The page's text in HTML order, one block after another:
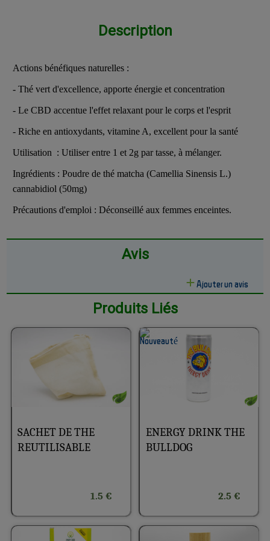
Description
Actions bénéfiques naturelles :
- Thé vert d'excellence, apporte énergie et concentration
- Le CBD accentue l'effet relaxant pour le corps et l'esprit
- Riche en antioxydants, vitamine A, excellent pour la santé
Utilisation : Utiliser entre 1 et 2g par tasse, à mélanger.
Ingrédients : Poudre de thé matcha (Camellia Sinensis L.)
cannabidiol (50mg)
Précautions d'emploi : Déconseillé aux femmes enceintes.
Avis
Ajouter un avis
Produits Liés
SACHET DE THE
REUTILISABLE
1.5 €
ENERGY DRINK THE
BULLDOG
2.5 €